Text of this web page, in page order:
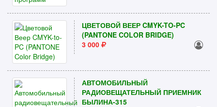
ЦВЕТОВОЙ ВЕЕР CMYK-TO-PC
(PANTONE COLOR BRIDGE)
3 000
АВТОМОБИЛЬНЫЙ
РАДИОВЕЩАТЕЛЬНЫЙ ПРИЕМНИК
БЫЛИНА-315